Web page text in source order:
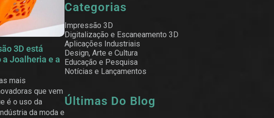
3D está
a Joalheria e a
mais
que vem
é o uso da
da moda e
Categorias
Impressão 3D
Digitalização e Escaneamento 3D
Aplicações Industriais
Design, Arte e Cultura
Educação e Pesquisa
Notícias e Lançamentos
Últimas Do Blog